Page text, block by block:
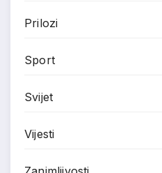
Prilozi
Sport
Svijet
Vijesti